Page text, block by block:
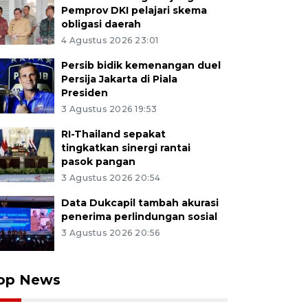
Pemprov DKI pelajari skema
obligasi daerah
4 Agustus 2026 23:01
Persib bidik kemenangan duel
Persija Jakarta di Piala
Presiden
3 Agustus 2026 19:53
RI-Thailand sepakat
tingkatkan sinergi rantai
pasok pangan
3 Agustus 2026 20:54
Data Dukcapil tambah akurasi
penerima perlindungan sosial
3 Agustus 2026 20:56
News